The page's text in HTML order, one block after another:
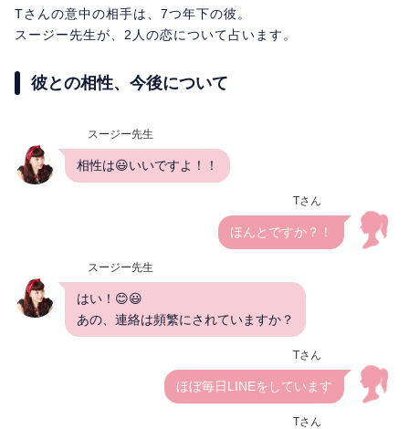
Tさんの意中の相手は、7つ年下の彼。
スージー先生が、2人の恋について占います。
彼との相性、今後について
スージー先生
相性は😃いいですよ！！
Tさん
ほんとですか？！
スージー先生
はい！😊😃
あの、連絡は頻繁にされていますか？
Tさん
ほぼ毎日LINEをしています
Tさん